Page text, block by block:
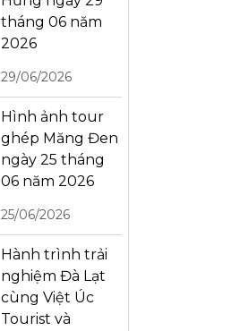
tháng 06 năm
2026
29/06/2026
Hình ảnh tour
ghép Măng Đen
ngày 25 tháng
06 năm 2026
25/06/2026
Hành trình trải
nghiệm Đà Lạt
cùng Việt Úc
Tourist và